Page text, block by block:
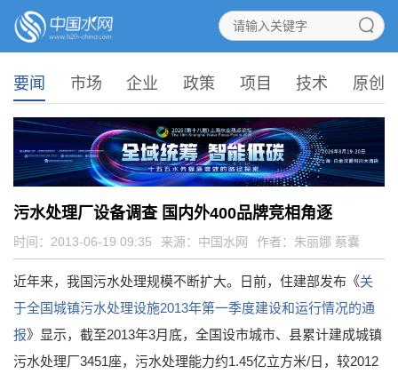
要闻 市场 企业 政策 项目 技术 原创
污水处理厂设备调查 国内外400品牌竞相角逐
时间：2013-06-19 09:35 来源： 中国水网 作者：朱丽娜 蔡囊
近年来，我国污水处理规模不断扩大。日前，住建部发布《关
于全国城镇污水处理设施2013年第一季度建设和运行情况的通
报》显示，截至2013年3月底，全国设市城市、县累计建成城镇
污水处理厂3451座，污水处理能力约1.45亿立方米/日，较2012